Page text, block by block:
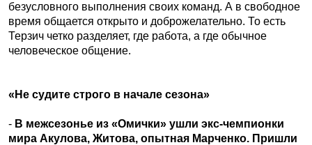
безусловного выполнения своих команд. А в свободное
время общается открыто и доброжелательно. То есть
Терзич четко разделяет, где работа, а где обычное
человеческое общение.
«Не судите строго в начале сезона»
- В межсезонье из «Омички» ушли экс-чемпионки
мира Акулова, Житова, опытная Марченко. Пришли